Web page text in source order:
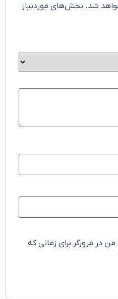
شد. بخش‌های موردنیاز
در مرورگر برای زمانی که